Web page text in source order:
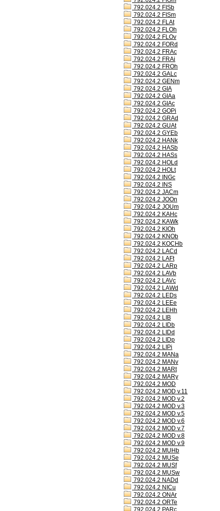
792.024.2 FISb
792.024.2 FISm
792.024.2 FLAt
792.024.2 FLOh
792.024.2 FLOv
792.024.2 FORd
792.024.2 FRAc
792.024.2 FRAi
792.024.2 FROh
792.024.2 GALc
792.024.2 GENm
792.024.2 GIA
792.024.2 GIAa
792.024.2 GIAc
792.024.2 GOPi
792.024.2 GRAd
792.024.2 GUAt
792.024.2 GYEb
792.024.2 HANk
792.024.2 HASb
792.024.2 HASs
792.024.2 HOLd
792.024.2 HOLt
792.024.2 INGc
792.024.2 INS
792.024.2 JACm
792.024.2 JOOn
792.024.2 JOUm
792.024.2 KAHc
792.024.2 KAWk
792.024.2 KIOh
792.024.2 KNOb
792.024.2 KOCHb
792.024.2 LACd
792.024.2 LAFt
792.024.2 LARp
792.024.2 LAVb
792.024.2 LAVc
792.024.2 LAWd
792.024.2 LEDs
792.024.2 LEEe
792.024.2 LEHh
792.024.2 LIB
792.024.2 LIDb
792.024.2 LIDd
792.024.2 LIDp
792.024.2 LIPi
792.024.2 MANa
792.024.2 MANv
792.024.2 MARt
792.024.2 MARy
792.024.2 MOD
792.024.2 MOD v.11
792.024.2 MOD v.2
792.024.2 MOD v.3
792.024.2 MOD v.5
792.024.2 MOD v.6
792.024.2 MOD v.7
792.024.2 MOD v.8
792.024.2 MOD v.9
792.024.2 MUHb
792.024.2 MUSe
792.024.2 MUSf
792.024.2 MUSw
792.024.2 NADd
792.024.2 NICu
792.024.2 ONAr
792.024.2 ORTe
792.024.2 PARc